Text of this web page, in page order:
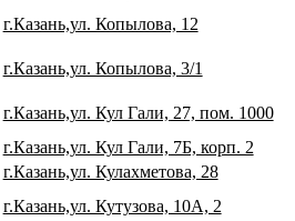
г.Казань,ул. Копылова, 12
г.Казань,ул. Копылова, 3/1
г.Казань,ул. Кул Гали, 27, пом. 1000
г.Казань,ул. Кул Гали, 7Б, корп. 2
г.Казань,ул. Кулахметова, 28
г.Казань,ул. Кутузова, 10А, 2